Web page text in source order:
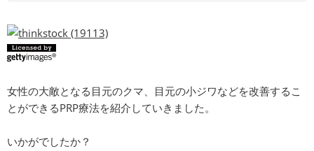
女性の大敵となる目元のクマ、目元の小ジワなどを改善するこ
とができるPRP療法を紹介していきました。
いかがでしたか？